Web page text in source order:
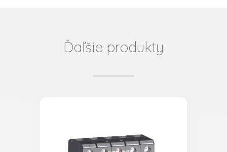
Ďaľšie produkty